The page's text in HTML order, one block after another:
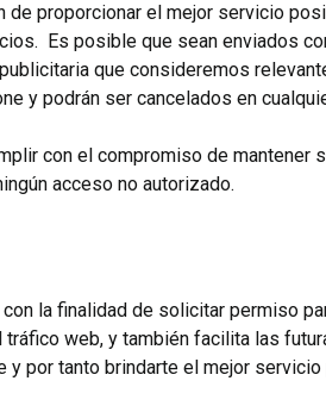
proporcionar el mejor servicio
Es posible que sean enviados
que consideremos
y podrán ser cancelados en
con el compromiso de
acceso no autorizado.
la finalidad de solicitar permiso
web, y también facilita las
por tanto brindarte el mejor